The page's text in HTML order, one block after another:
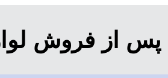
پس از فروش